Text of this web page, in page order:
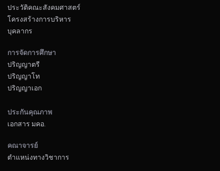
ประวัติคณะสังคมศาสตร์
โครงสร้างการบริหาร
บุคลากร
การจัดการศึกษา
ปริญญาตรี
ปริญญาโท
ปริญญาเอก
ประกันคุณภาพ
เอกสาร มคอ.
คณาจารย์
ตำแหน่งทางวิชาการ